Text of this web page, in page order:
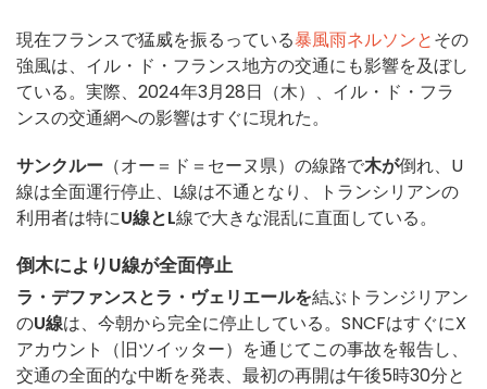
現在フランスで猛威を振るっている暴風雨ネルソンとその
強風は、イル・ド・フランス地方の交通にも影響を及ぼし
ている。実際、2024年3月28日（木）、イル・ド・フラ
ンスの交通網への影響はすぐに現れた。
サンクルー （オー＝ド＝セーヌ県）の線路で木が倒れ、U
線は全面運行停止、L線は不通となり、トランシリアンの
利用者は特にU線とL線で大きな混乱に直面している。
倒木によりU線が全面停止
ラ・デファンスとラ・ヴェリエールを結ぶトランジリアン
のU線は、今朝から完全に停止している。SNCFはすぐにX
アカウント（旧ツイッター）を通じてこの事故を報告し、
交通の全面的な中断を発表、最初の再開は午後5時30分と